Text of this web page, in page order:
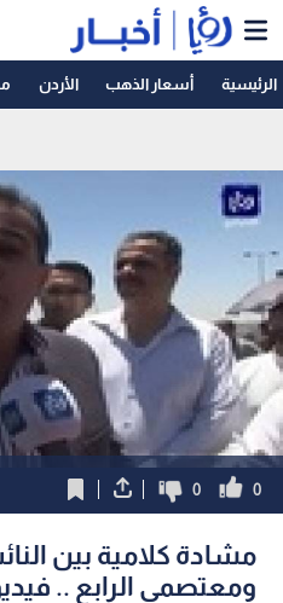
الرئيسية أسعار الذهب الأردن
0
0
مشادة كلامية بين
ومعتصمي الرابع ..